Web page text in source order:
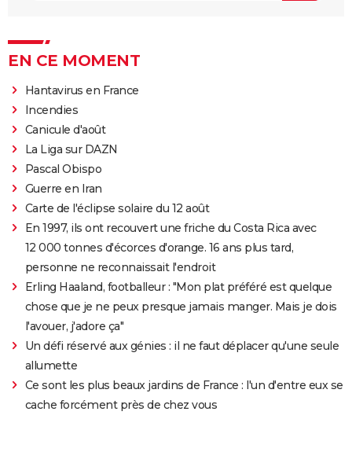
EN CE MOMENT
Hantavirus en France
Incendies
Canicule d'août
La Liga sur DAZN
Pascal Obispo
Guerre en Iran
Carte de l'éclipse solaire du 12 août
En 1997, ils ont recouvert une friche du Costa Rica avec
12 000 tonnes d'écorces d'orange. 16 ans plus tard,
personne ne reconnaissait l'endroit
Erling Haaland, footballeur : "Mon plat préféré est quelque
chose que je ne peux presque jamais manger. Mais je dois
l'avouer, j'adore ça"
Un défi réservé aux génies : il ne faut déplacer qu'une seule
allumette
Ce sont les plus beaux jardins de France : l'un d'entre eux se
cache forcément près de chez vous